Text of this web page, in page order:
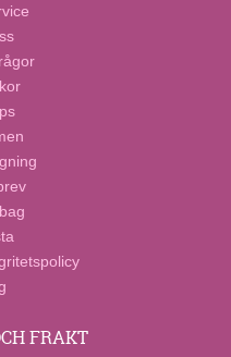
FRAKT